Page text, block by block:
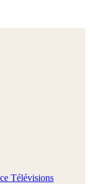
Télévisions